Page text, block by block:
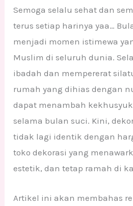
Semoga selalu sehat dan
terus setiap harinya yaa…
menjadi momen istimewa
Muslim di seluruh dunia.
ibadah dan mempererat
rumah yang dihias dengan
dapat menambah
selama bulan suci. Kini,
tidak lagi identik dengan
toko dekorasi yang
estetik, dan tetap ramah di
Artikel ini akan membahas